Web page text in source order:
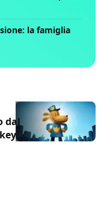
la famiglia
dal